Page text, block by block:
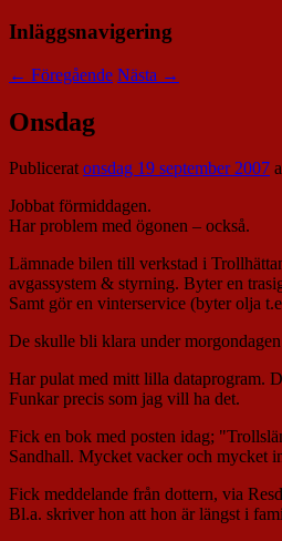
Inläggsnavigering
← Föregående Nästa →
Onsdag
Publiceratonsdag 19 september 2007
Jobbat förmiddagen.
Har problem med ögonen – också.
Lämnade bilen till verkstad i
avgassystem & styrning. Byter en
Samt gör en vinterservice (byter olja
De skulle bli klara under
Har pulat med mitt lilla dataprogram.
Funkar precis som jag vill ha det.
Fick en bok med posten idag;
Sandhall. Mycket vacker och mycket
Fick meddelande från dottern, via
Bl.a. skriver hon att hon är längst i